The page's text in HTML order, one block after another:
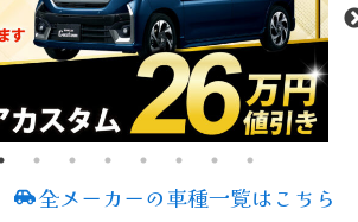
全メーカーの車種一覧はこちら